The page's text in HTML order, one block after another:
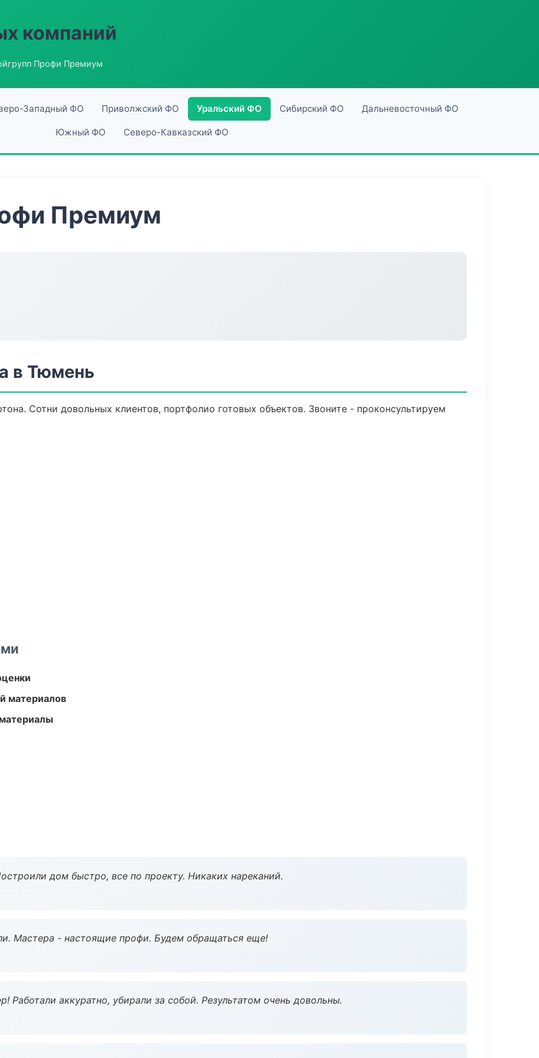
компаний
Профи Премиум
Западный ФО Приволжский ФО Уральский ФО Сибирский ФО Дальневосточный ФО
Южный ФО Северо-Кавказский ФО
Премиум
в Тюмень
Сотни довольных клиентов, портфолио готовых объектов. Звоните - проконсультируем
материалов
дом быстро, все по проекту. Никаких нареканий.
Мастера - настоящие профи. Будем обращаться еще!
Работали аккуратно, убирали за собой. Результатом очень довольны.